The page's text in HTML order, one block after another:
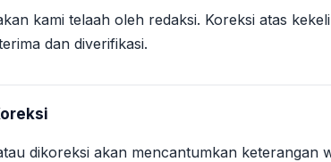
kami telaah oleh redaksi. Koreksi atas
dan diverifikasi.
dikoreksi akan mencantumkan